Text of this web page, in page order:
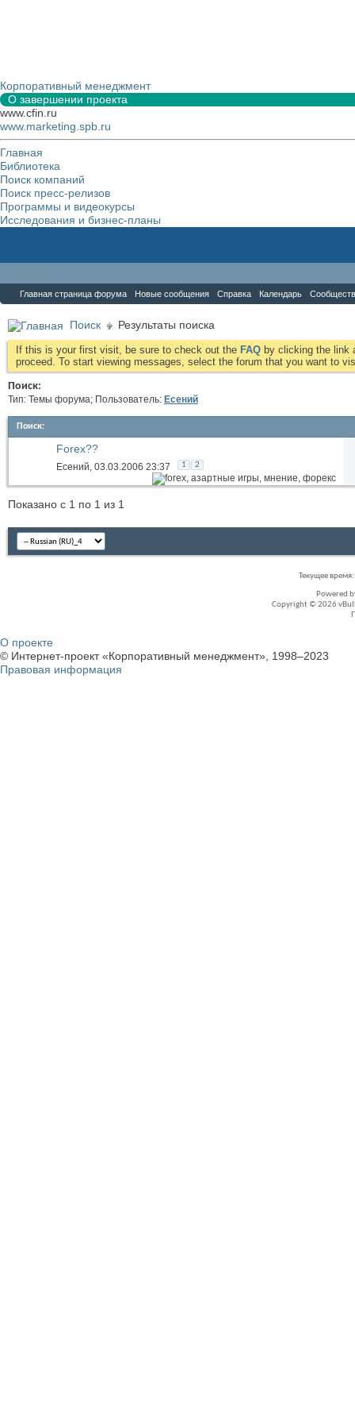
Корпоративный менеджмент
О завершении проекта
www.cfin.ru
www.marketing.spb.ru
Главная
Библиотека
Поиск компаний
Поиск пресс-релизов
Программы и видеокурсы
Исследования и бизнес-планы
Главная страница форума Новые сообщения Справка Календарь
Поиск Результаты поиска
If this is your first visit, be sure to check out the FAQ by clicking the link
proceed. To start viewing messages, select the forum that you want to
Поиск:
Тип: Темы форума; Пользователь: Есений
Поиск:
Forex??
Есений, 03.03.2006 23:37 1 2
Показано с 1 по 1 из 1
Текущее время:
Powered
Copyright © 2026
О проекте
© Интернет-проект «Корпоративный менеджмент», 1998–2023
Правовая информация